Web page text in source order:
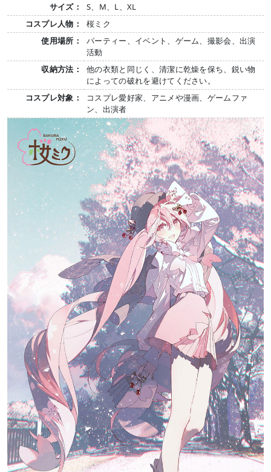
サイズ：
S、M、L、XL
コスプレ人物：
桜ミク
使用場所：
パーティー、イベント、ゲーム、撮影会、出演
活動
収納方法：
他の衣類と同じく、清潔に乾燥を保ち、鋭い物
によっての破れを避けてください。
コスプレ対象：
コスプレ愛好家、アニメや漫画、ゲームファ
ン、出演者